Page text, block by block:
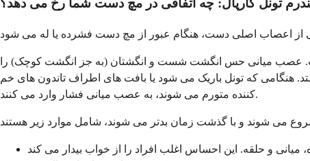
تونل کارپال: چه اتفاقی در مچ دست شما رخ می دهد؟
عصب میانی حس انگشت شست و انگشتان (به جز انگشت کوچک) را
که تونل باریک می شود یا بافت های اطراف تاندون های خم
کننده متورم می شوند، به عصب میانی فشار وارد می کنند.